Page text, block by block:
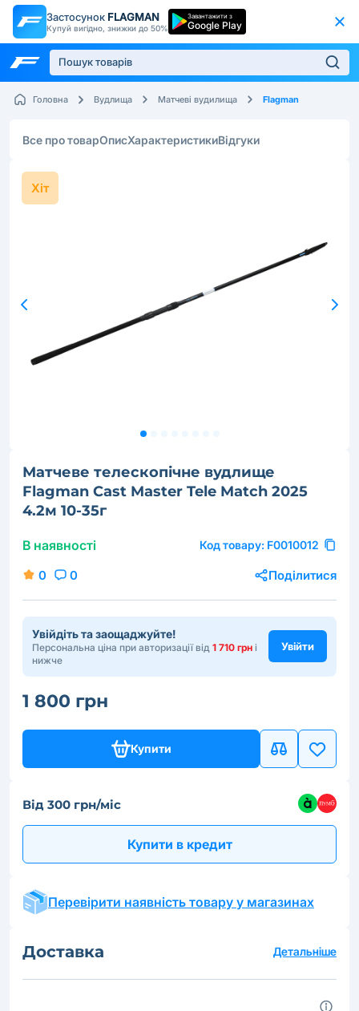
Застосунок FLAGMAN
Купуй вигідно, знижки до 50%
Завантажити з
Google Play
Головна Вудлища Матчеві вудилища Flagman
Все про товарОписХарактеристикиВідгуки
Хіт
Матчеве телескопічне вудлище
Flagman Cast Master Tele Match 2025
4.2м 10-35г
В наявності Код товару: F0010012
0 0 Поділитися
Увійдіть та заощаджуйте!
Персональна ціна при авторизації від 1 710 грн і
нижче
Увійти
1 800 грн
Купити
Від 300 грн/міс
Купити в кредит
Перевірити наявність товару у магазинах
Доставка Детальніше